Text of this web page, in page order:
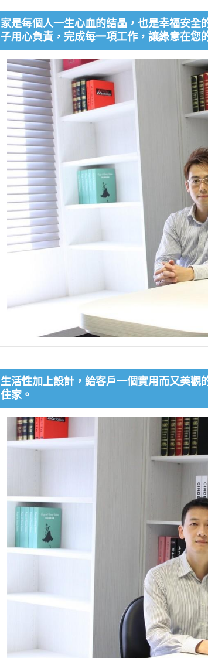
家是每個人一生心血的結晶，也是幸福安
子用心負責，完成每一項工作，讓綠意在您
生活性加上設計，給客戶一個實用而又美
住家。